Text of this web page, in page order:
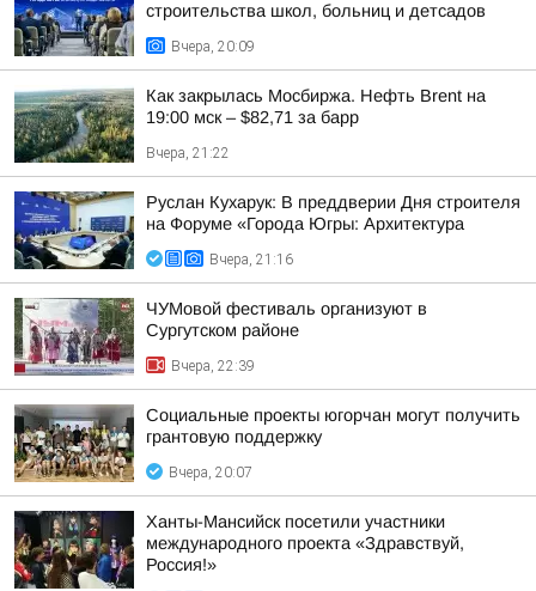
строительства школ, больниц и детсадов
Вчера, 20:09
Как закрылась Мосбиржа. Нефть Brent на
19:00 мск – $82,71 за барр
Вчера, 21:22
Руслан Кухарук: В преддверии Дня строителя
на Форуме «Города Югры: Архитектура
Вчера, 21:16
ЧУМовой фестиваль организуют в
Сургутском районе
Вчера, 22:39
Социальные проекты югорчан могут получить
грантовую поддержку
Вчера, 20:07
Ханты-Мансийск посетили участники
международного проекта «Здравствуй,
Россия!»